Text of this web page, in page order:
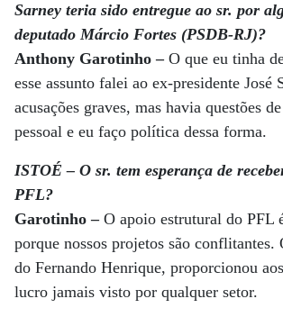
Sarney teria sido entregue ao sr. por
deputado Márcio Fortes (PSDB-RJ)?
Anthony Garotinho –O que eu tinha
esse assunto falei ao ex-presidente José
acusações graves, mas havia questões
pessoal e eu faço política dessa forma.
ISTOÉ – O sr. tem esperança de
PFL?
Garotinho –O apoio estrutural do PFL
porque nossos projetos são conflitantes.
do Fernando Henrique, proporcionou
lucro jamais visto por qualquer setor.